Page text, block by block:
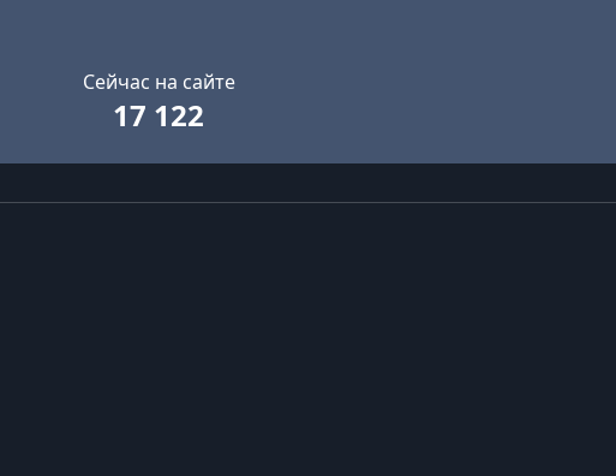
Сейчас на сайте
17 122